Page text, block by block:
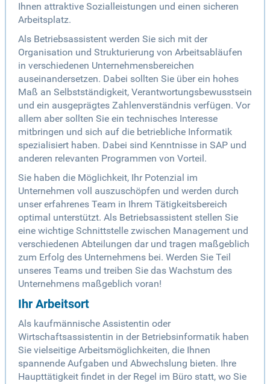
Ihnen attraktive Sozialleistungen und einen sicheren
Arbeitsplatz.
Als Betriebsassistent werden Sie sich mit der
Organisation und Strukturierung von Arbeitsabläufen
in verschiedenen Unternehmensbereichen
auseinandersetzen. Dabei sollten Sie über ein hohes
Maß an Selbstständigkeit, Verantwortungsbewusstsein
und ein ausgeprägtes Zahlenverständnis verfügen. Vor
allem aber sollten Sie ein technisches Interesse
mitbringen und sich auf die betriebliche Informatik
spezialisiert haben. Dabei sind Kenntnisse in SAP und
anderen relevanten Programmen von Vorteil.
Sie haben die Möglichkeit, Ihr Potenzial im
Unternehmen voll auszuschöpfen und werden durch
unser erfahrenes Team in Ihrem Tätigkeitsbereich
optimal unterstützt. Als Betriebsassistent stellen Sie
eine wichtige Schnittstelle zwischen Management und
verschiedenen Abteilungen dar und tragen maßgeblich
zum Erfolg des Unternehmens bei. Werden Sie Teil
unseres Teams und treiben Sie das Wachstum des
Unternehmens maßgeblich voran!
Ihr Arbeitsort
Als kaufmännische Assistentin oder
Wirtschaftsassistentin in der Betriebsinformatik haben
Sie vielseitige Arbeitsmöglichkeiten, die Ihnen
spannende Aufgaben und Abwechslung bieten. Ihre
Haupttätigkeit findet in der Regel im Büro statt, wo Sie